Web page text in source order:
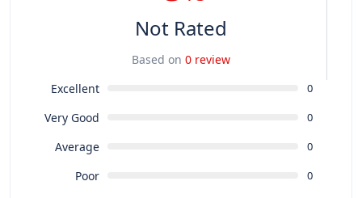
Not Rated
Based on 0 review
Excellent
0
Very Good 0
Average 0
Poor 0